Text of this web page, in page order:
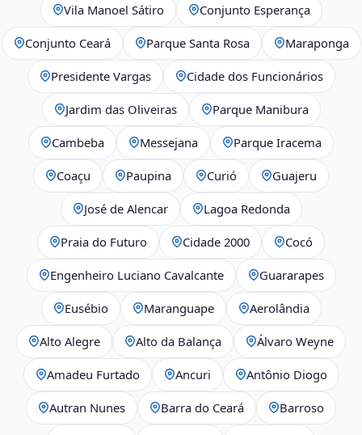
Vila Manoel Sátiro Conjunto Esperança
Conjunto Ceará Parque Santa Rosa Maraponga
Presidente Vargas Cidade dos Funcionários
Jardim das Oliveiras Parque Manibura
Cambeba Messejana Parque Iracema
Coaçu Paupina Curió Guajeru
José de Alencar Lagoa Redonda
Praia do Futuro Cidade 2000 Cocó
Engenheiro Luciano Cavalcante Guararapes
Eusébio Maranguape Aerolândia
Alto Alegre Alto da Balança Álvaro Weyne
Amadeu Furtado Ancuri Antônio Diogo
Autran Nunes Barra do Ceará Barroso